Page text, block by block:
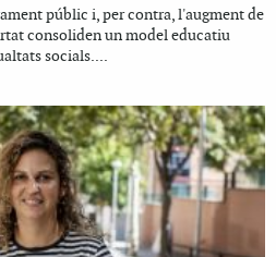
públic i, per contra, l'augment de
consoliden un model educatiu
socials....